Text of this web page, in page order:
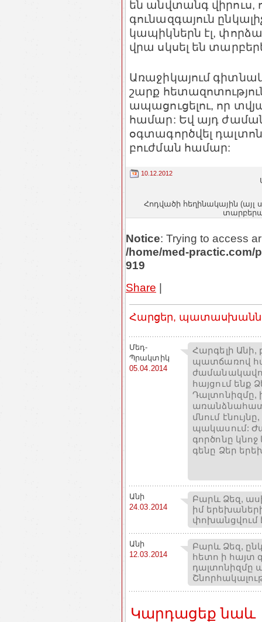
են անվտանգ վիրուս,
գունազգայուն
կապիկներն էլ,
վրա սկսել են
Առաջիկայում
շարք
ապացուցելու, որ
համար: Եվ այդ
օգտագործվել
բուժման համար:
10.12.2012
Հոդվածի հեղինակային (այլ
Notice: Trying to access
/home/med-
919
Share |
Հարցեր,
Մեդ-
Պրակտիկ
05.04.2014
Հարգելի Անի,
պատճառով
հայցում ենք
Դալտոնիզմը,
մնում
պակասում:
գործոնը
գենը Ձեր
Անի
24.03.2014
Բարև Ձեզ,
իմ
փոխանցվում է
Անի
12.03.2014
Բարև Ձեզ,
հետո ի հայտ
դալտոնիզմը
Կարդացեք նաև